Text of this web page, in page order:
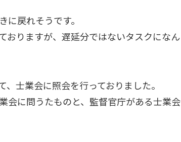
に戻れそうです。
おりますが、遅延分ではないタスクにな
、士業会に照会を行っておりました。
会に問うたものと、監督官庁がある士業